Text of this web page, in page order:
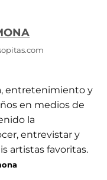
entretenimiento y
en medios de
la
entrevistar y
artistas favoritas.